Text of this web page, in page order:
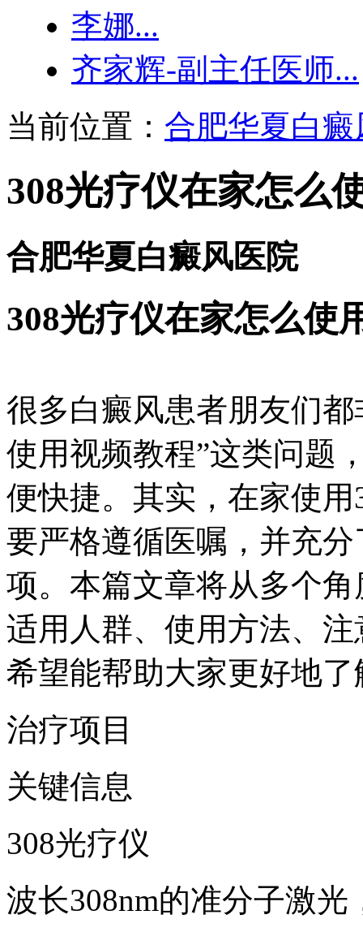
李娜...
齐家辉-副主任医师...
当前位置： 合肥华夏白癜
308光疗仪在家怎么
合肥华夏白癜风医院
308光疗仪在家怎么使
很多白癜风患者朋友们
使用视频教程”这类问题
便快捷。其实，在家使
要严格遵循医嘱，并充
项。本篇文章将从多个
适用人群、使用方法、
希望能帮助大家更好地
治疗项目
关键信息
308光疗仪
波长308nm的准分子激